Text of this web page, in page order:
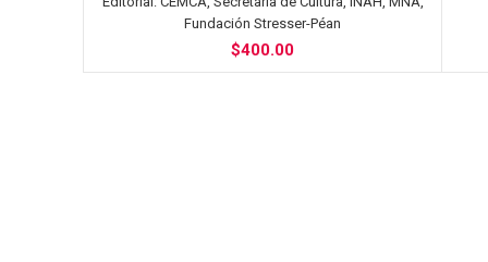
Fundación Stresser-Péan
$400.00